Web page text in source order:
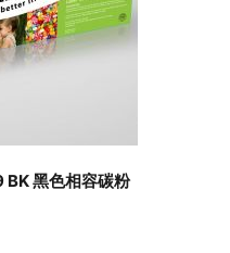
黑色相容碳粉